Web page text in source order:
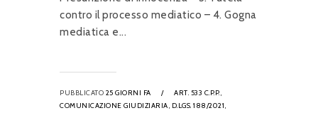
contro il processo mediatico – 4. Gogna
mediatica e...
PUBBLICATO 25 GIORNI FA /
ART. 533 C.P.P.,
COMUNICAZIONE GIUDIZIARIA, D.LGS. 188/2021,